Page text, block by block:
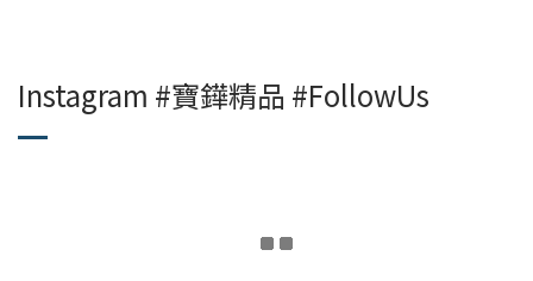
Instagram #寶鏵精品 #FollowUs